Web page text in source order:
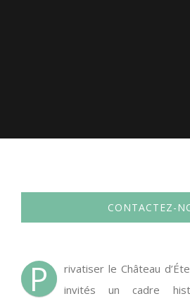
CONTACTEZ-
P
rivatiser le Château
invités un cadre